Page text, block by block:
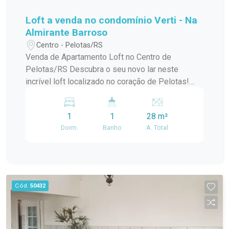
Loft a venda no condomínio Verti - Na
Almirante Barroso
Centro - Pelotas/RS
Venda de Apartamento Loft no Centro de
Pelotas/RS Descubra o seu novo lar neste
incrível loft localizado no coração de Pelotas!
construção, oferece o melhor da modernidade e
conforto, ideal para quem busca praticidade e
estilo de vida urbano. Com uma localização
entretenimento. O condomínio conta com uma
infraestrutura de lazer completa, perfeita para
relaxar e aproveitar momentos especiais com
amigos e familiares. O loft possui um design
1
Dorm.
1
Banho
28 m²
A. Total
Cód. 50432